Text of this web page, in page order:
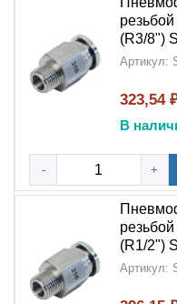
(R3/8")
Артикул:
323,54
В
- +
(R1/2")
Артикул: